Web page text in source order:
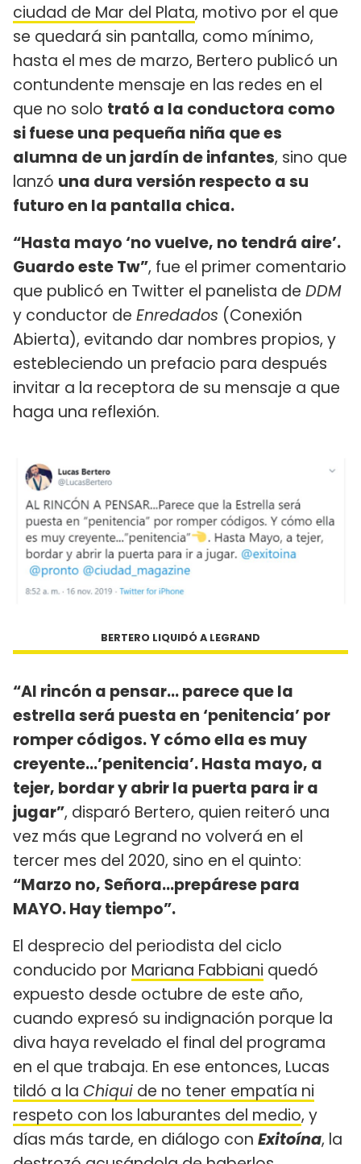
ciudad de Mar del Plata, motivo por el que
se quedará sin pantalla, como mínimo,
hasta el mes de marzo, Bertero publicó un
contundente mensaje en las redes en el
que no solo trató a la conductora como
si fuese una pequeña niña que es
alumna de un jardín de infantes, sino que
lanzó una dura versión respecto a su
futuro en la pantalla chica.
“Hasta mayo ‘no vuelve, no tendrá aire’.
Guardo este Tw”, fue el primer comentario
que publicó en Twitter el panelista de DDM
y conductor de Enredados (Conexión
Abierta), evitando dar nombres propios, y
estebleciendo un prefacio para después
invitar a la receptora de su mensaje a que
haga una reflexión.
BERTERO LIQUIDÓ A LEGRAND
“Al rincón a pensar… parece que la
estrella será puesta en ‘penitencia’ por
romper códigos. Y cómo ella es muy
creyente…’penitencia’. Hasta mayo, a
tejer, bordar y abrir la puerta para ir a
jugar”, disparó Bertero, quien reiteró una
vez más que Legrand no volverá en el
tercer mes del 2020, sino en el quinto:
“Marzo no, Señora...prepárese para
MAYO. Hay tiempo”.
El desprecio del periodista del ciclo
conducido por Mariana Fabbiani quedó
expuesto desde octubre de este año,
cuando expresó su indignación porque la
diva haya revelado el final del programa
en el que trabaja. En ese entonces, Lucas
tildó a la Chiqui de no tener empatía ni
respeto con los laburantes del medio, y
días más tarde, en diálogo con Exitoína, la